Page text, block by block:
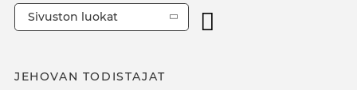
JEHOVAN TODISTAJAT
Sivuston luokat